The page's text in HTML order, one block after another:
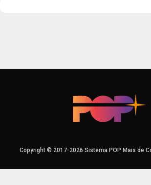
Copyright © 2017-2026 Sistema POP Mais de